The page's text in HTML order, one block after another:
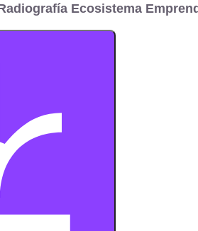
Ecosistema